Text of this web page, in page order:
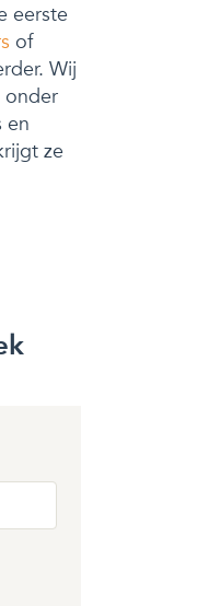
eerste
of
Wij
onder
en
ze